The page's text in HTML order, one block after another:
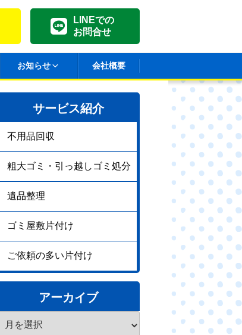
LINEでの
お問合せ
お知らせ 会社概要
サービス紹介
不用品回収
粗大ゴミ・引っ越しゴミ処分
遺品整理
ゴミ屋敷片付け
ご依頼の多い片付け
アーカイブ